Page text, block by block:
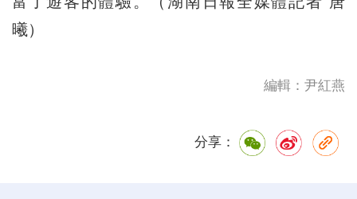
曦）
編輯：尹紅燕
分享：